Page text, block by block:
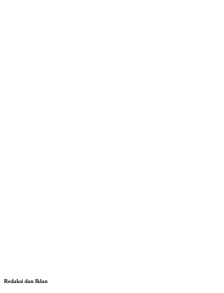
Redaksi dan Iklan